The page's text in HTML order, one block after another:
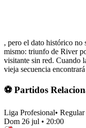
, pero el dato histórico no
mismo: triunfo de River
visitante sin red. Cuando
vieja secuencia
⚽ Partidos
Liga Profesional• Regular
Dom 26 jul • 20:00